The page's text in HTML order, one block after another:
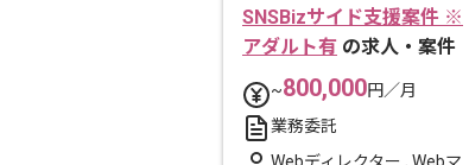
SNSBizサイド支援案件 ※
アダルト有 の求人・案件
~800,000円／月
業務委託